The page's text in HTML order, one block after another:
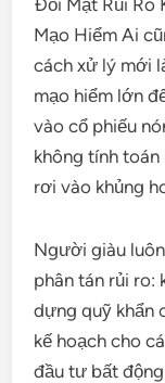
Đối Mặt Rủi Ro
Mạo Hiểm Ai
cách xử lý mới
mạo hiểm lớn
vào cổ phiếu
không tính
rơi vào khủng
Người giàu
phân tán rủi ro:
dựng quỹ khẩn
kế hoạch cho
đầu tư bất